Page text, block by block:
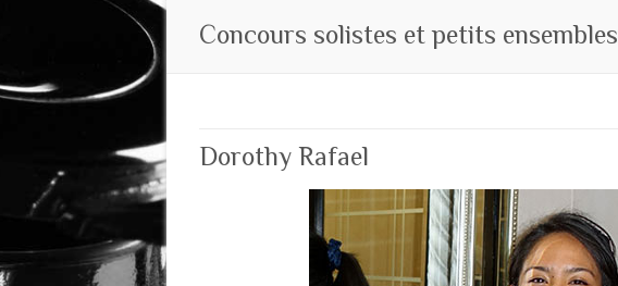
Concours solistes et petits ensembles
Dorothy Rafael